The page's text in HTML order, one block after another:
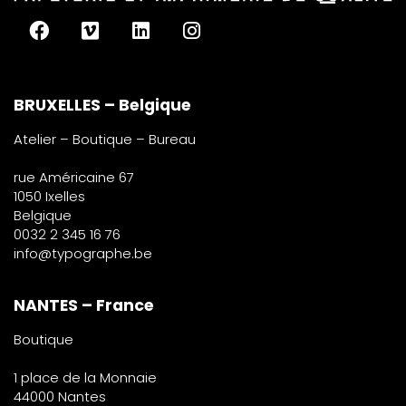
BRUXELLES – Belgique
Atelier – Boutique – Bureau
rue Américaine 67
1050 Ixelles
Belgique
0032 2 345 16 76
info@typographe.be
NANTES – France
Boutique
1 place de la Monnaie
44000 Nantes